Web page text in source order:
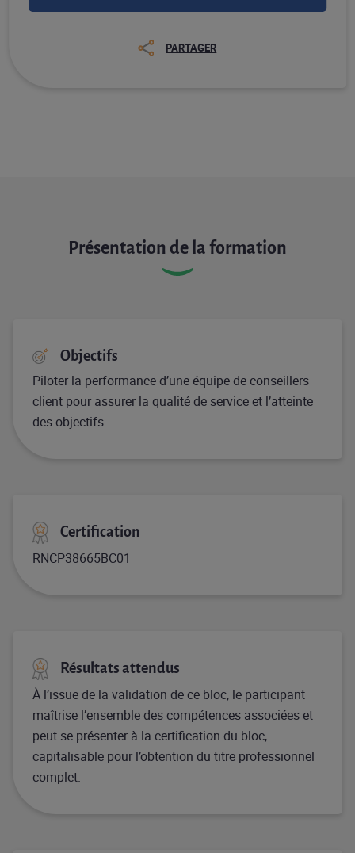
PARTAGER
Présentation de la formation
Objectifs
Piloter la performance d’une équipe de conseillers
client pour assurer la qualité de service et l’atteinte
des objectifs.
Certification
RNCP38665BC01
Résultats attendus
À l’issue de la validation de ce bloc, le participant
maîtrise l’ensemble des compétences associées et
peut se présenter à la certification du bloc,
capitalisable pour l’obtention du titre professionnel
complet.